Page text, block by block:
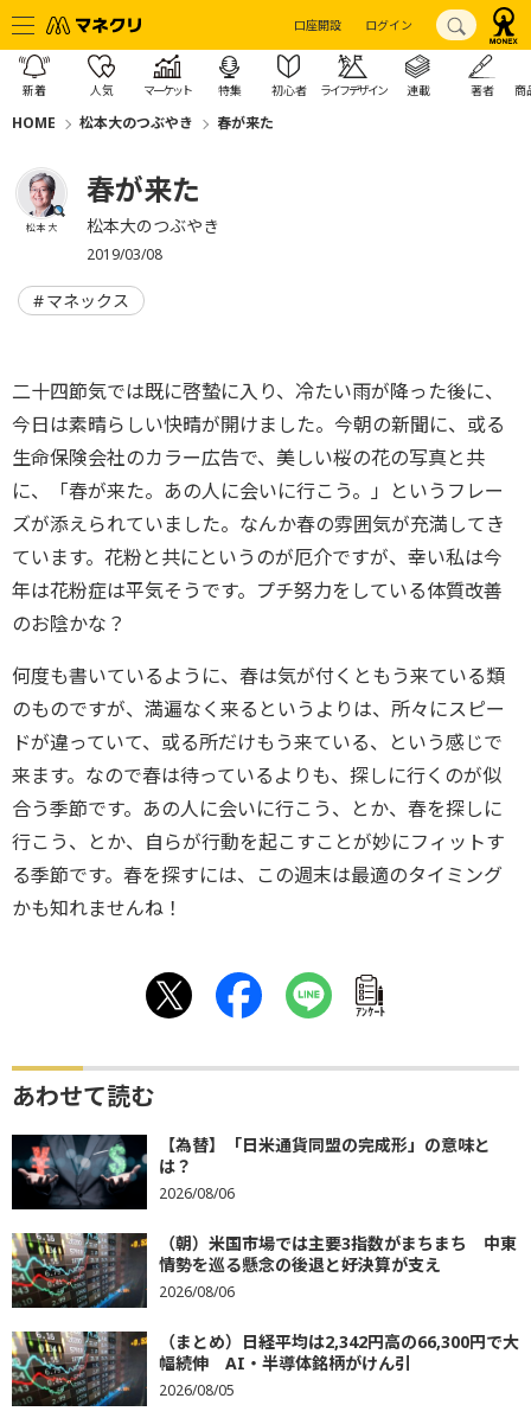
口座開設 ログイン
新着 人気 マーケット 特集 初心者 ライフデザイン 連載 著者 商
HOME 松本大のつぶやき 春が来た
松本 大
春が来た
松本大のつぶやき
2019/03/08
マネックス
二十四節気では既に啓蟄に入り、冷たい雨が降った後に、
今日は素晴らしい快晴が開けました。今朝の新聞に、或る
生命保険会社のカラー広告で、美しい桜の花の写真と共
に、「春が来た。あの人に会いに行こう。」というフレー
ズが添えられていました。なんか春の雰囲気が充満してき
ています。花粉と共にというのが厄介ですが、幸い私は今
年は花粉症は平気そうです。プチ努力をしている体質改善
のお陰かな？
何度も書いているように、春は気が付くともう来ている類
のものですが、満遍なく来るというよりは、所々にスピー
ドが違っていて、或る所だけもう来ている、という感じで
来ます。なので春は待っているよりも、探しに行くのが似
合う季節です。あの人に会いに行こう、とか、春を探しに
行こう、とか、自らが行動を起こすことが妙にフィットす
る季節です。春を探すには、この週末は最適のタイミング
かも知れませんね！
ｱﾝｹｰﾄ
あわせて読む
【為替】「日米通貨同盟の完成形」の意味と
は？
2026/08/06
（朝）米国市場では主要3指数がまちまち 中東
情勢を巡る懸念の後退と好決算が支え
2026/08/06
（まとめ）日経平均は2,342円高の66,300円で大
幅続伸 AI・半導体銘柄がけん引
2026/08/05